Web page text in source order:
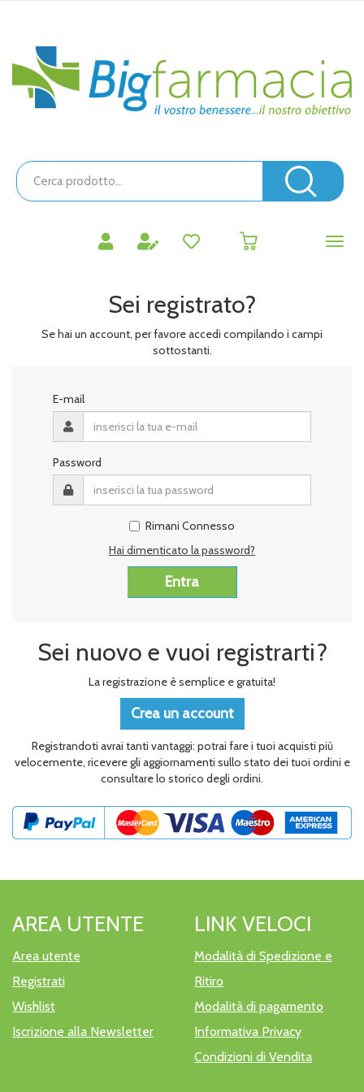
principaleBigfarmacia
Cerca
Prodotto
Sei registrato?
Se hai un account, per favore accedi compilando i campi
sottostanti.
E-mail
Password
Rimani Connesso
Hai dimenticato la password?
Sei nuovo e vuoi registrarti?
La registrazione è semplice e gratuita!
Crea un account
Registrandoti avrai tanti vantaggi: potrai fare i tuoi acquisti più
velocemente, ricevere gli aggiornamenti sullo stato dei tuoi ordini e
consultare lo storico degli ordini.
AREA UTENTE
Area utente
Registrati
Wishlist
Iscrizione alla Newsletter
LINK VELOCI
Modalità di Spedizione e
Ritiro
Modalità di pagamento
Informativa Privacy
Condizioni di Vendita